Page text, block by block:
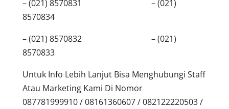
– (021) 8570831 – (021)
8570834
– (021) 8570832 – (021)
8570833
Untuk Info Lebih Lanjut Bisa Menghubungi Staff
Atau Marketing Kami Di Nomor
087781999910 / 08161360607 / 082122220503 /